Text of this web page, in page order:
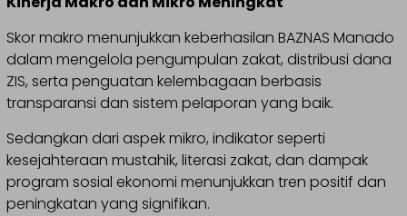
Skor makro menunjukkan keberhasilan BAZNAS Manado
dalam mengelola pengumpulan zakat, distribusi dana
ZIS, serta penguatan kelembagaan berbasis
transparansi dan sistem pelaporan yang baik.
Sedangkan dari aspek mikro, indikator seperti
kesejahteraan mustahik, literasi zakat, dan dampak
program sosial ekonomi menunjukkan tren positif dan
peningkatan yang signifikan.